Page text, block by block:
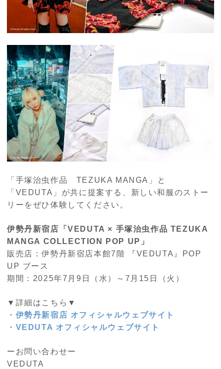
「手塚治虫作品 TEZUKA MANGA」と
「VEDUTA」が共に提案する、新しい和服のストー
リーをぜひ体験してください。
伊勢丹新宿店「VEDUTA × 手塚治虫作品 TEZUKA
MANGA COLLECTION POP UP」
販売店：伊勢丹新宿店本館7階 『VEDUTA』POP
UP ブース
期間：2025年7月9日（水）～7月15日（火）
▼詳細はこちら▼
・ 伊勢丹新宿店 オフィシャルウェブサイト
・ VEDUTA オフィシャルウェブサイト
ーお問い合わせー
VEDUTA